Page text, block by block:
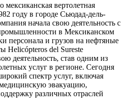
мексиканская вертолетная
году в городе Сьюдад-дель-
начала свою деятельность с
в Мексиканском
персонала и грузов на нефтяные
Helicópteros del Sureste
деятельность, став одним из
услуг в регионе. Сегодня
спектр услуг, включая
эвакуацию,
различных отраслей